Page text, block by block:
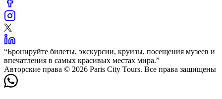
“Бронируйте билеты, экскурсии, круизы, посещения музеев и
впечатления в самых красивых местах мира.”
Авторские права © 2026 Paris City Tours. Все права защищены